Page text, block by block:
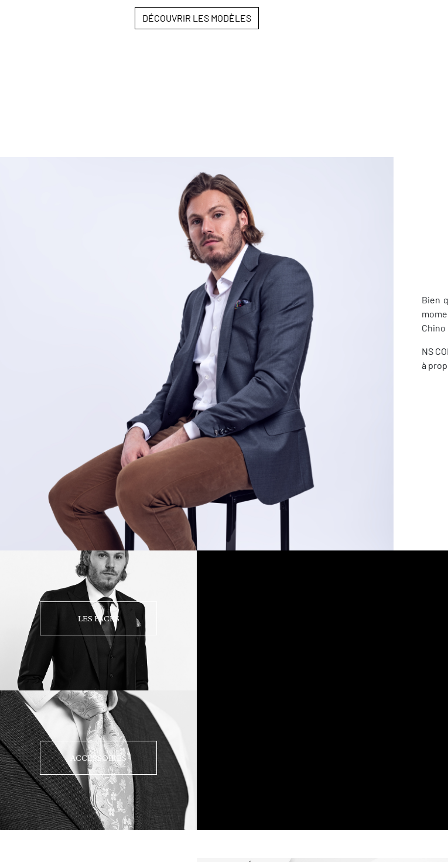
DÉCOUVRIR LES MODÈLES
Bien
NS
à
LES PACKS
ACCESSOIRES